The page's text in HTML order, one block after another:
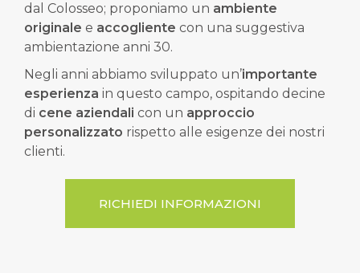
dal Colosseo; proponiamo un ambiente
originale e accogliente con una suggestiva
ambientazione anni 30.
Negli anni abbiamo sviluppato un’importante
esperienza in questo campo, ospitando decine
di cene aziendali con un approccio
personalizzato rispetto alle esigenze dei nostri
clienti.
RICHIEDI INFORMAZIONI